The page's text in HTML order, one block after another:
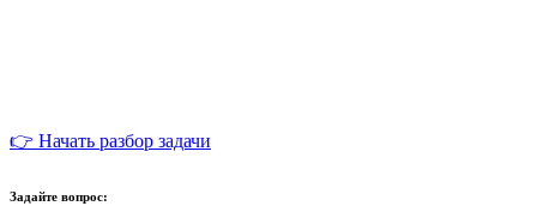
👉 Начать разбор задачи
Задайте вопрос: